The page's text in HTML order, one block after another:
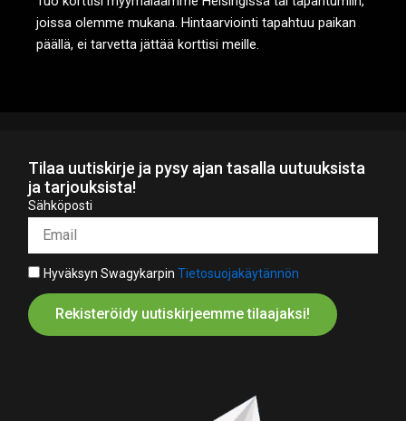
joissa olemme mukana. Hintaarviointi tapahtuu paikan
päällä, ei tarvetta jättää korttisi meille.
Tilaa uutiskirje ja pysy ajan tasalla uutuuksista
ja tarjouksista!
Sähköposti
Hyväksyn SwagykarpinTietosuojakäytännön
Rekisteröidy uutiskirjeemme tilaajaksi!